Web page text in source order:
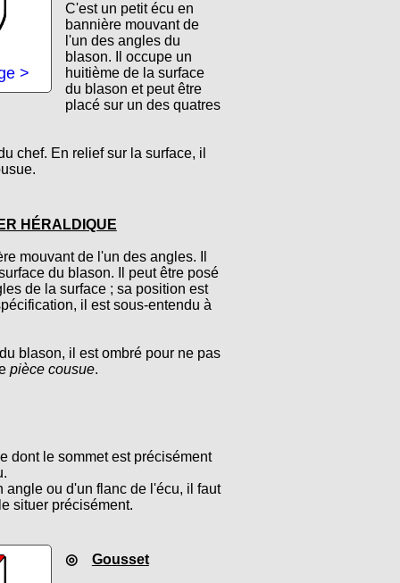
>
C'est un petit écu en
bannière mouvant de
l'un des angles du
blason. Il occupe un
huitième de la surface
du blason et peut être
placé sur un des quatres
chef. En relief sur la surface, il
HÉRALDIQUE
mouvant de l'un des angles. Il
du blason. Il peut être posé
de la surface ; sa position est
il est sous-entendu à
blason, il est ombré pour ne pas
pièce cousue.
dont le sommet est précisément
angle ou d'un flanc de l'écu, il faut
situer précisément.
◎ Gousset